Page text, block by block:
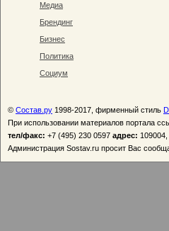
Медиа
Брендинг
Бизнес
Политика
Социум
© Состав.ру 1998-2017, фирменный стиль
При использовании материалов портала
тел/факс: +7 (495) 230 0597 адрес:
Администрация Sostav.ru просит Вас